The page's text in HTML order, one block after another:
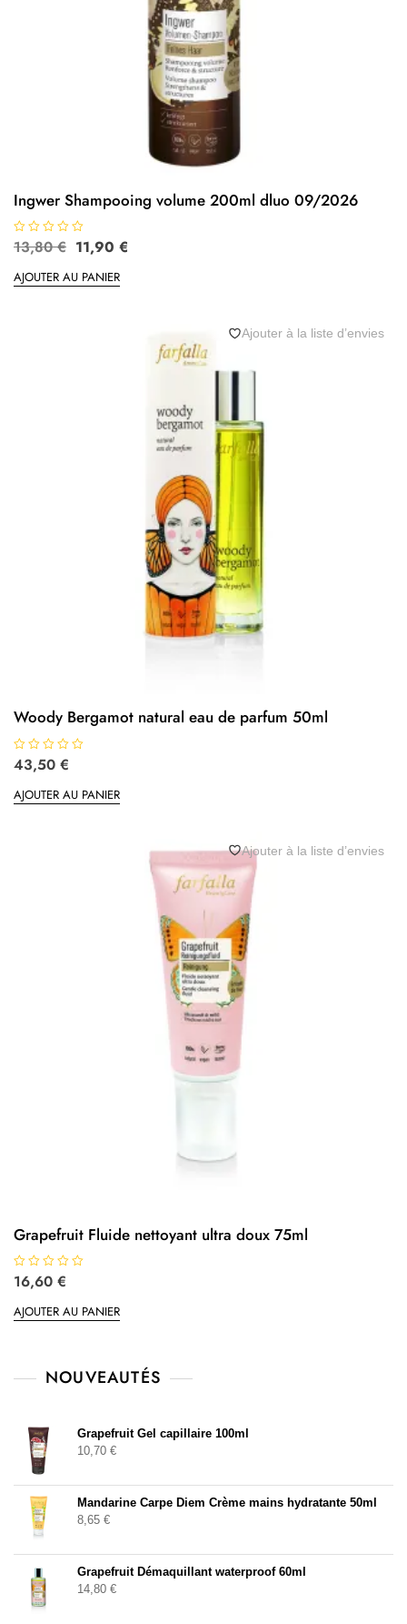
Ingwer Shampooing volume 200ml dluo 09/2026
N
o
e
0
13,80€ 11,90 €
AJOUTER AU PANIER
Ajouter à la liste d’envies
Woody Bergamot natural eau de parfum 50ml
N
o
e
0
43,50 €
AJOUTER AU PANIER
Ajouter à la liste d’envies
Grapefruit Fluide nettoyant ultra doux 75ml
N
o
e
0
16,60 €
AJOUTER AU PANIER
NOUVEAUTÉS
Grapefruit Gel capillaire 100ml
10,70 €
Mandarine Carpe Diem Crème mains hydratante 50ml
8,65 €
Grapefruit Démaquillant waterproof 60ml
14,80 €